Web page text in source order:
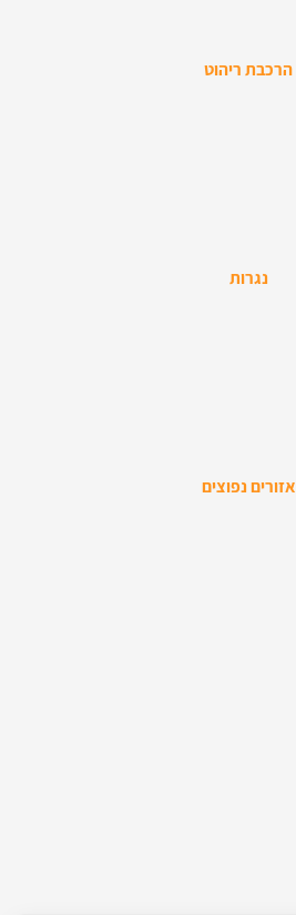
הרכבת ריהוט
נגרות
אזורים נפוצים